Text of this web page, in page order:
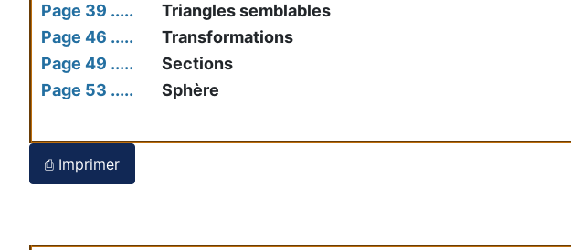
Page 39 .....
Triangles semblables
Page 46 .....
Transformations
Page 49 .....
Sections
Page 53 .....
Sphère
⎙ Imprimer